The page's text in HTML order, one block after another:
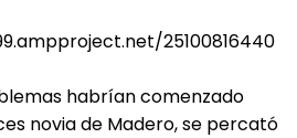
25100816440
habrían comenzado
novia de Madero, se percató